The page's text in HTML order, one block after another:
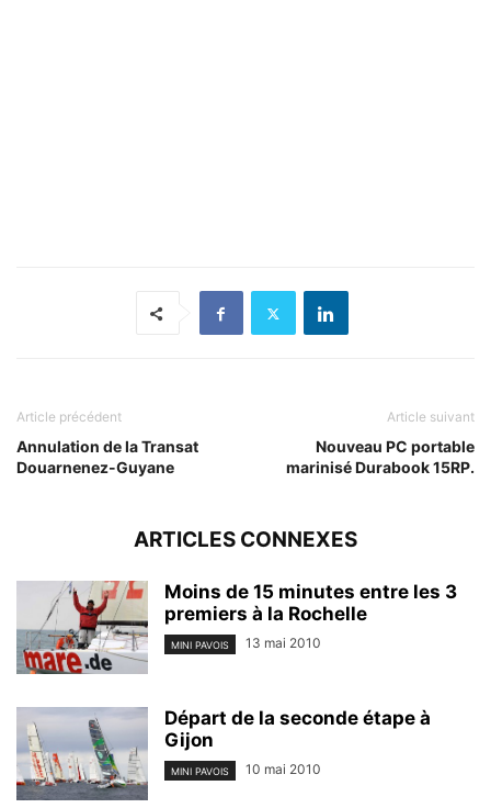
Article précédent
Annulation de la Transat
Douarnenez-Guyane
Article suivant
Nouveau PC portable
marinisé Durabook 15RP.
ARTICLES CONNEXES
Moins de 15 minutes entre les 3
premiers à la Rochelle
MINI PAVOIS 13 mai 2010
Départ de la seconde étape à
Gijon
MINI PAVOIS 10 mai 2010